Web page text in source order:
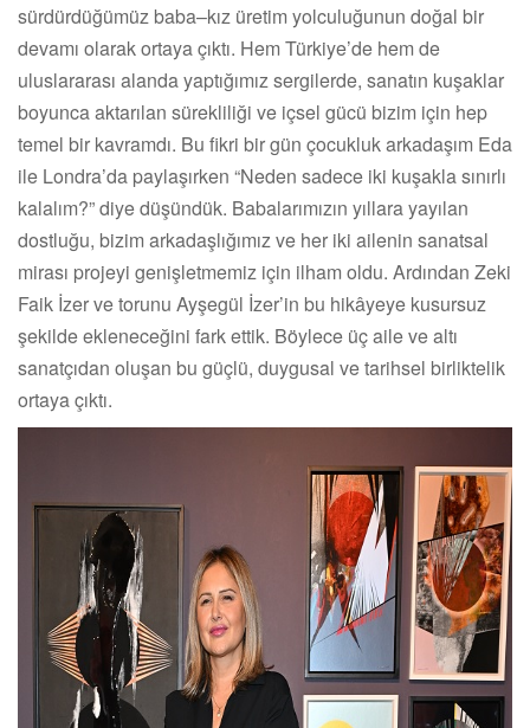
sürdürdüğümüz baba–kız üretim yolculuğunun doğal bir
devamı olarak ortaya çıktı. Hem Türkiye’de hem de
uluslararası alanda yaptığımız sergilerde, sanatın kuşaklar
boyunca aktarılan sürekliliği ve içsel gücü bizim için hep
temel bir kavramdı. Bu fikri bir gün çocukluk arkadaşım Eda
ile Londra’da paylaşırken “Neden sadece iki kuşakla sınırlı
kalalım?” diye düşündük. Babalarımızın yıllara yayılan
dostluğu, bizim arkadaşlığımız ve her iki ailenin sanatsal
mirası projeyi genişletmemiz için ilham oldu. Ardından Zeki
Faik İzer ve torunu Ayşegül İzer’in bu hikâyeye kusursuz
şekilde ekleneceğini fark ettik. Böylece üç aile ve altı
sanatçıdan oluşan bu güçlü, duygusal ve tarihsel birliktelik
ortaya çıktı.